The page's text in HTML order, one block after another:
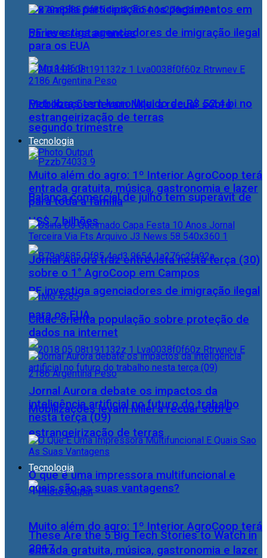
Pix amplia participação nos pagamentos em
bares e restaurantes
Petrobras tem lucro líquido de R$ 52,4 bi no
segundo trimestre
Balança comercial de julho tem superávit de
US$ 7 bilhões
PF investiga agenciadores de imigração ilegal
para os EUA
Mobilizações levam Milei a recuar sobre
estrangeirização de terras
Tecnologia
Muito além do agro: 1º Interior AgroCoop terá
entrada gratuita, música, gastronomia e lazer
PF investiga agenciadores de imigração ilegal
para os EUA
Mobilizações levam Milei a recuar sobre
estrangeirização de terras
Tecnologia
Muito além do agro: 1º Interior AgroCoop terá
entrada gratuita, música, gastronomia e lazer
para toda a família
Jornal Aurora traz entrevista nesta terça (30)
sobre o 1° AgroCoop em Campos
Cidac orienta população sobre proteção de
dados na internet
Jornal Aurora debate os impactos da
inteligência artificial no futuro do trabalho
nesta terça (09)
O que é uma impressora multifuncional e
quais são as suas vantagens?
These Are the 5 Big Tech Stories to Watch in
2017